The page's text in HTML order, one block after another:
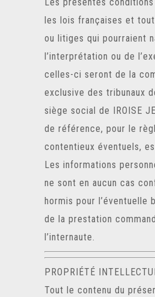
les lois françaises et
ou litiges qui pourraient
l’interprétation ou de
celles-ci seront de la
exclusive des tribunaux
siège social de IROISE
de référence, pour le
contentieux éventuels,
Les informations
ne sont en aucun cas
hormis pour l’éventuelle
de la prestation
l’internaute.
PROPRIÉTÉ
Tout le contenu du